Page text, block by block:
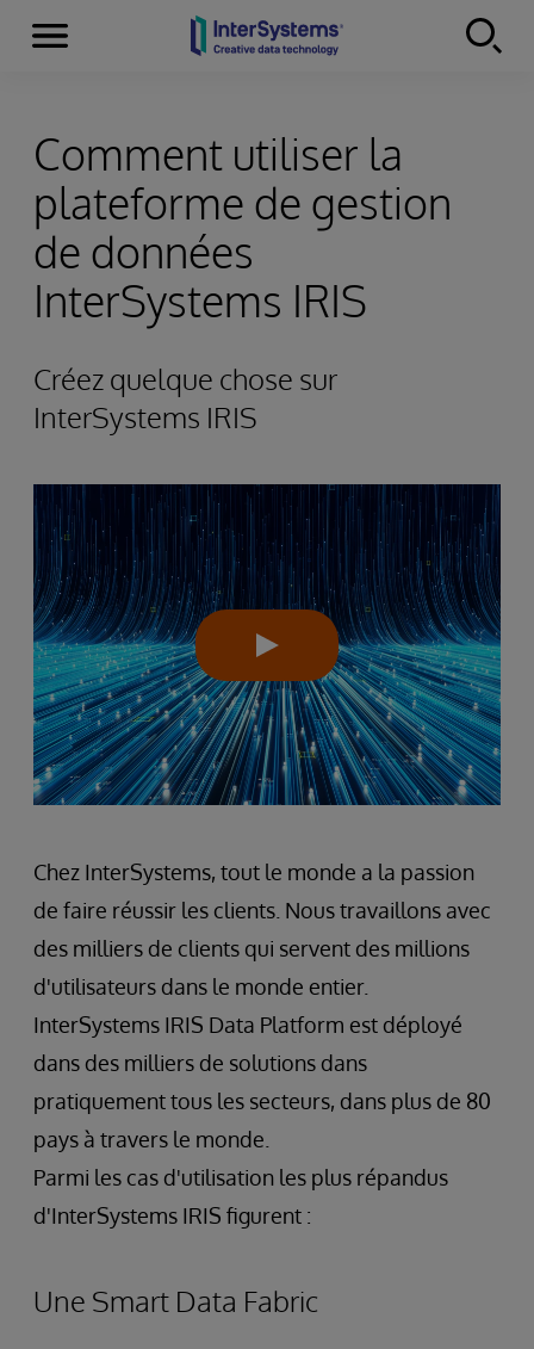
Skip to content
Menu
Comment utiliser la
plateforme de gestion
de données
InterSystems IRIS
Créez quelque chose sur
InterSystems IRIS
Chez InterSystems, tout le monde a la passion
de faire réussir les clients. Nous travaillons avec
des milliers de clients qui servent des millions
d'utilisateurs dans le monde entier.
InterSystems IRIS Data Platform est déployé
dans des milliers de solutions dans
pratiquement tous les secteurs, dans plus de 80
pays à travers le monde.
Parmi les cas d'utilisation les plus répandus
d'InterSystems IRIS figurent :
Une Smart Data Fabric